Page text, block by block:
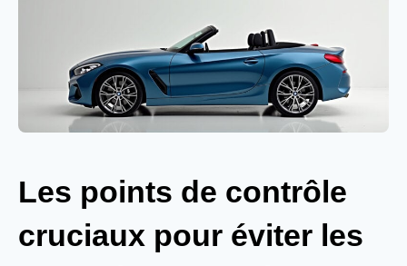
Les points de contrôle
cruciaux pour éviter les